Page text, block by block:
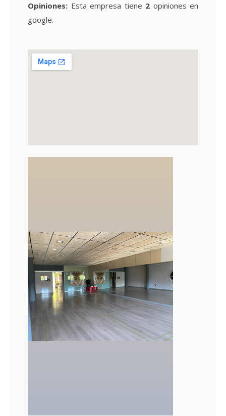
Opiniones: Esta empresa tiene 2 opiniones en
google.